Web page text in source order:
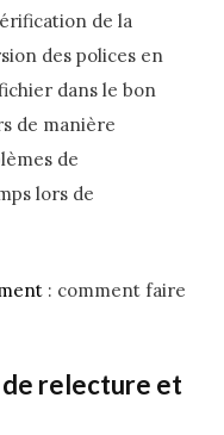
de la
des polices en
dans le bon
de manière
de
lors de
: comment faire
relecture et